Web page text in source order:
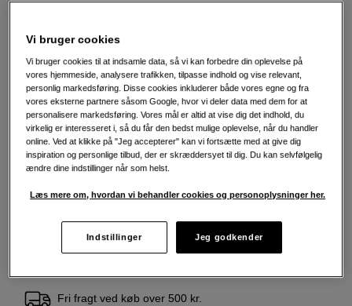
Sælges enkeltvis
Mere information
159 DKK
Læg i indkøbskurv
Fri fragt ved køb over 500 kr.
Vi bruger cookies
Vi bruger cookies til at indsamle data, så vi kan forbedre din oplevelse på
vores hjemmeside, analysere trafikken, tilpasse indhold og vise relevant,
personlig markedsføring. Disse cookies inkluderer både vores egne og fra
vores eksterne partnere såsom Google, hvor vi deler data med dem for at
personalisere markedsføring. Vores mål er altid at vise dig det indhold, du
virkelig er interesseret i, så du får den bedst mulige oplevelse, når du handler
online. Ved at klikke på "Jeg accepterer" kan vi fortsætte med at give dig
inspiration og personlige tilbud, der er skræddersyet til dig. Du kan selvfølgelig
ændre dine indstillinger når som helst.
Læs mere om, hvordan vi behandler cookies og personoplysninger her.
Indstillinger Jeg godkender